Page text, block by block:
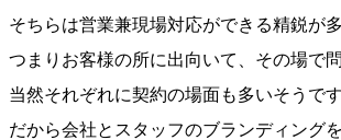
そちらは営業兼現場対応ができる精鋭が
つまりお客様の所に出向いて、その場で
当然それぞれに契約の場面も多いそうです
だから会社とスタッフのブランディング